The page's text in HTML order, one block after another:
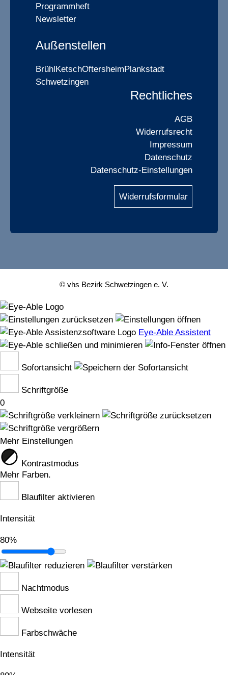
Programmheft
Newsletter
Außenstellen
BrühlKetschOftersheimPlankstadt
Schwetzingen
Rechtliches
AGB
Widerrufsrecht
Impressum
Datenschutz
Datenschutz-Einstellungen
Widerrufsformular
© vhs Bezirk Schwetzingen e. V.